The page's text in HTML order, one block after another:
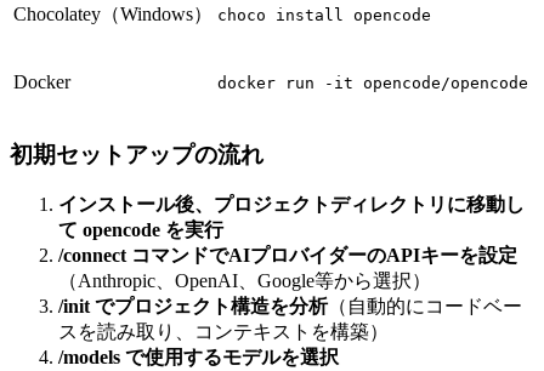
Chocolatey（Windows） choco install opencode
Docker docker run -it opencode/opencode
初期セットアップの流れ
インストール後、プロジェクトディレクトリに移動し
て opencode を実行
/connect コマンドでAIプロバイダーのAPIキーを設定
（Anthropic、OpenAI、Google等から選択）
/init でプロジェクト構造を分析（自動的にコードベー
スを読み取り、コンテキストを構築）
/models で使用するモデルを選択